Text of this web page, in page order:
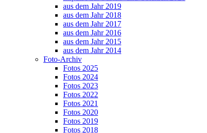
aus dem Jahr 2019
aus dem Jahr 2018
aus dem Jahr 2017
aus dem Jahr 2016
aus dem Jahr 2015
aus dem Jahr 2014
Foto-Archiv
Fotos 2025
Fotos 2024
Fotos 2023
Fotos 2022
Fotos 2021
Fotos 2020
Fotos 2019
Fotos 2018